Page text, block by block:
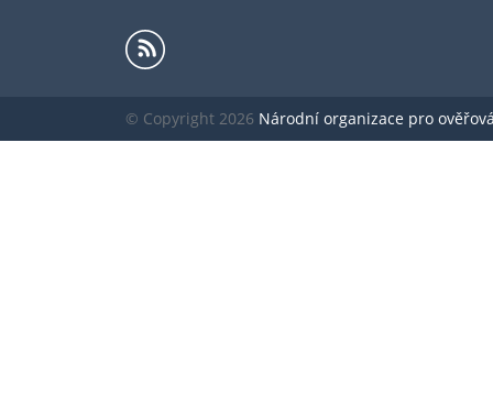
© Copyright 2026 Národní organizace pro